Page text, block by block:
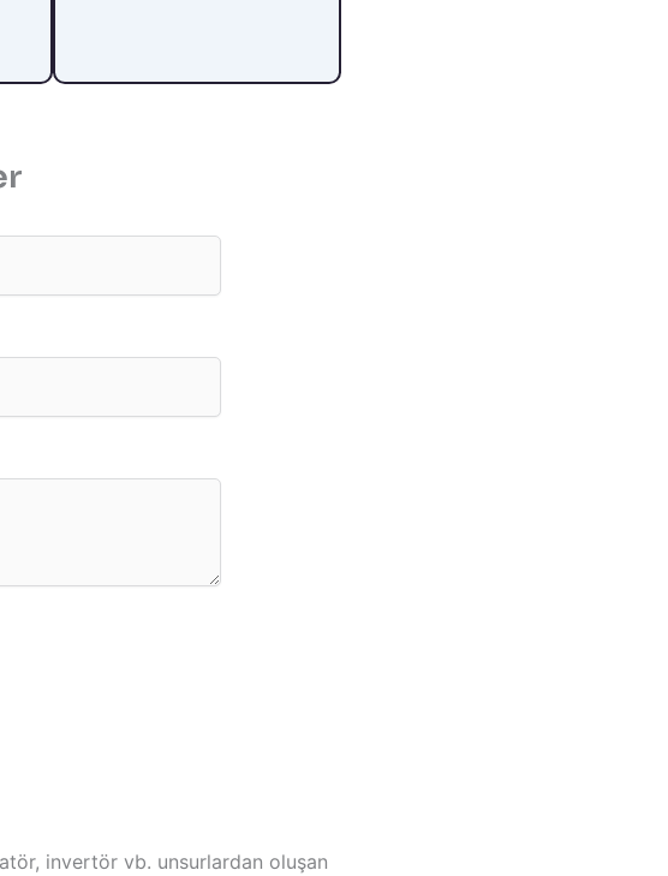
invertör vb. unsurlardan oluşan